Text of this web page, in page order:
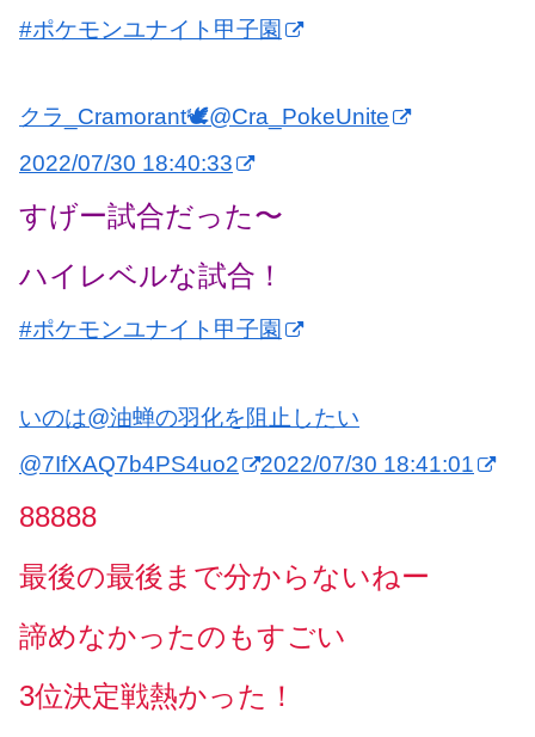
#ポケモンユナイト甲子園
クラ_Cramorant🕊@Cra_PokeUnite
2022/07/30 18:40:33
すげー試合だった〜
ハイレベルな試合！
#ポケモンユナイト甲子園
いのは@油蝉の羽化を阻止したい
@7IfXAQ7b4PS4uo2
2022/07/30 18:41:01
88888
最後の最後まで分からないねー
諦めなかったのもすごい
3位決定戦熱かった！